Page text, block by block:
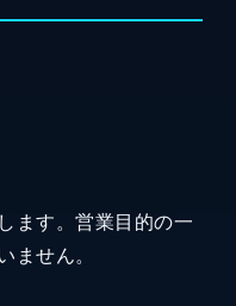
ます。営業目的の一
ません。